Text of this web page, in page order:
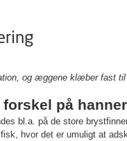
og æggene klæber fast til
forskel på
bl.a. på de store
hvor det er umuligt at